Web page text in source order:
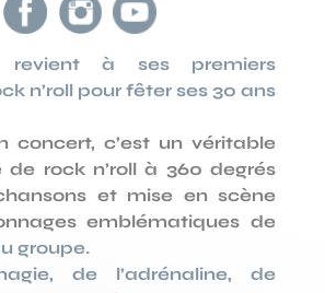
revient à ses premiers
n’roll pour fêter ses 30 ans
concert, c’est un véritable
de rock n’roll à 360 degrés
et mise en scène
emblématiques de
groupe.
de l’adrénaline, de